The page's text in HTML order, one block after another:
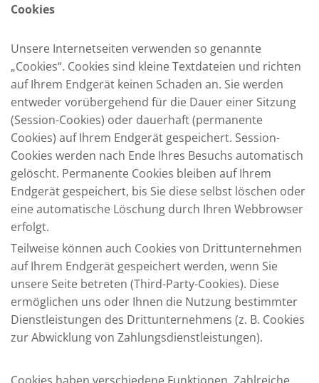
Cookies
Unsere Internetseiten verwenden so genannte
„Cookies“. Cookies sind kleine Textdateien und richten
auf Ihrem Endgerät keinen Schaden an. Sie werden
entweder vorübergehend für die Dauer einer Sitzung
(Session-Cookies) oder dauerhaft (permanente
Cookies) auf Ihrem Endgerät gespeichert. Session-
Cookies werden nach Ende Ihres Besuchs automatisch
gelöscht. Permanente Cookies bleiben auf Ihrem
Endgerät gespeichert, bis Sie diese selbst löschen oder
eine automatische Löschung durch Ihren Webbrowser
erfolgt.
Teilweise können auch Cookies von Drittunternehmen
auf Ihrem Endgerät gespeichert werden, wenn Sie
unsere Seite betreten (Third-Party-Cookies). Diese
ermöglichen uns oder Ihnen die Nutzung bestimmter
Dienstleistungen des Drittunternehmens (z. B. Cookies
zur Abwicklung von Zahlungsdienstleistungen).